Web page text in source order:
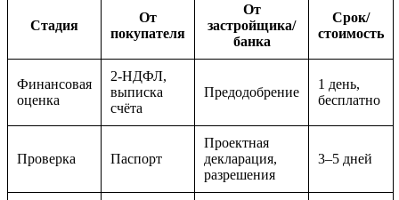
Стадия
От
покупателя
От
застройщика/
банка
Срок/
стоимость
Финансовая
оценка
2-НДФЛ,
выписка
счёта
Предодобрение
1 день,
бесплатно
Проверка Паспорт
Проектная
декларация,
разрешения
3–5 дней